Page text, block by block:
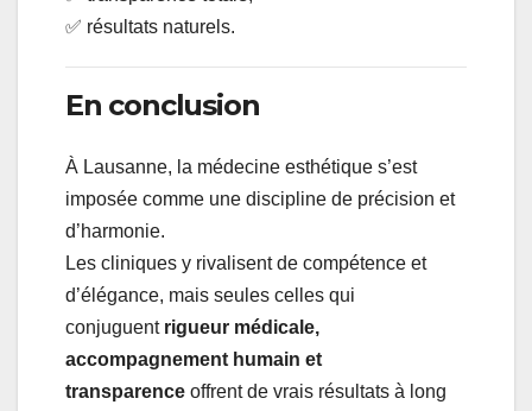
✅ résultats naturels.
En conclusion
À Lausanne, la médecine esthétique s’est
imposée comme une discipline de précision et
d’harmonie.
Les cliniques y rivalisent de compétence et
d’élégance, mais seules celles qui
conjuguent rigueur médicale,
accompagnement humain et
transparence offrent de vrais résultats à long